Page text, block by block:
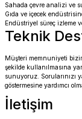
Sahada çevre analizi ve
Gıda ve içecek
Endüstriyel süreç izleme
Teknik
Müşteri memnuniyeti
şekilde kullanılmasına
sunuyoruz. Sorularınızı
göstermesine yardımcı
İletişim